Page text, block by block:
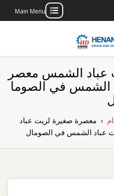
Main Menu
مصنع إنتاج
النباتية
الخاص بك
عباد الشمس معصر
الشمس في الصوما
› معصرة صغيرة لزيت عباد
عباد الشمس في الصومال